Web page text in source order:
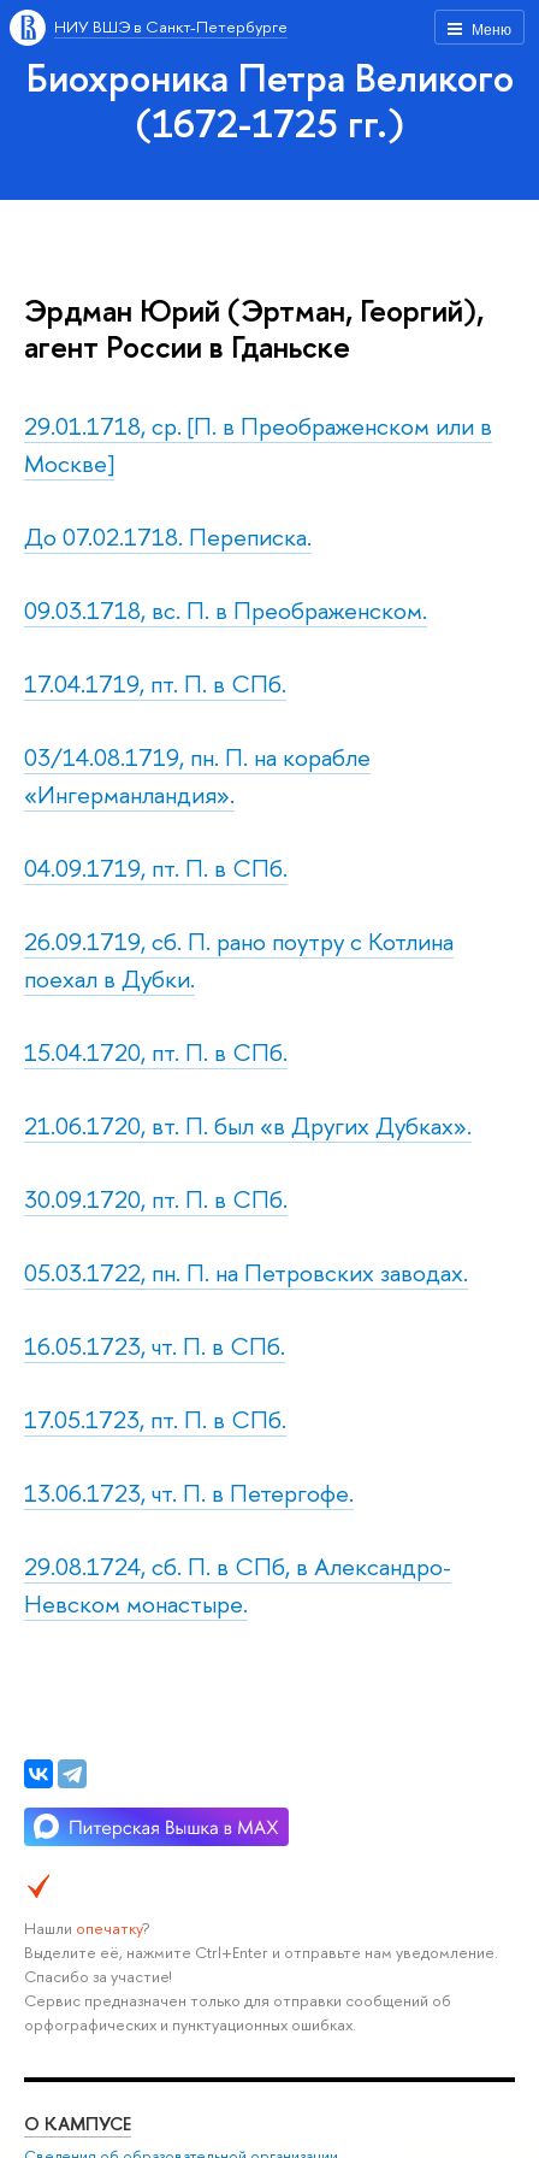
Меню
НИУ ВШЭ в Санкт-Петербурге
Биохроника Петра Великого
(1672-1725 гг.)
Эрдман Юрий (Эртман, Георгий),
агент России в Гданьске
29.01.1718, ср. [П. в Преображенском или в
Москве]
До 07.02.1718. Переписка.
09.03.1718, вс. П. в Преображенском.
17.04.1719, пт. П. в СПб.
03/14.08.1719, пн. П. на корабле
«Ингерманландия».
04.09.1719, пт. П. в СПб.
26.09.1719, сб. П. рано поутру с Котлина
поехал в Дубки.
15.04.1720, пт. П. в СПб.
21.06.1720, вт. П. был «в Других Дубках».
30.09.1720, пт. П. в СПб.
05.03.1722, пн. П. на Петровских заводах.
16.05.1723, чт. П. в СПб.
17.05.1723, пт. П. в СПб.
13.06.1723, чт. П. в Петергофе.
29.08.1724, сб. П. в СПб, в Александро-
Невском монастыре.
Нашли опечатку?
Выделите её, нажмите Ctrl+Enter и отправьте нам уведомление.
Спасибо за участие!
Сервис предназначен только для отправки сообщений об
орфографических и пунктуационных ошибках.
О КАМПУСЕ